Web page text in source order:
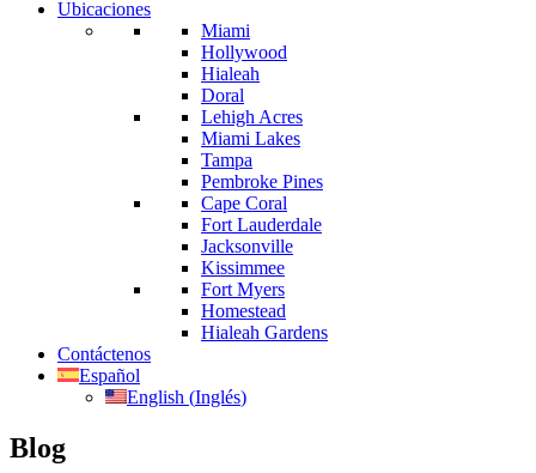
Ubicaciones
Miami
Hollywood
Hialeah
Doral
Lehigh Acres
Miami Lakes
Tampa
Pembroke Pines
Cape Coral
Fort Lauderdale
Jacksonville
Kissimmee
Fort Myers
Homestead
Hialeah Gardens
Contáctenos
Español
English (Inglés)
Blog